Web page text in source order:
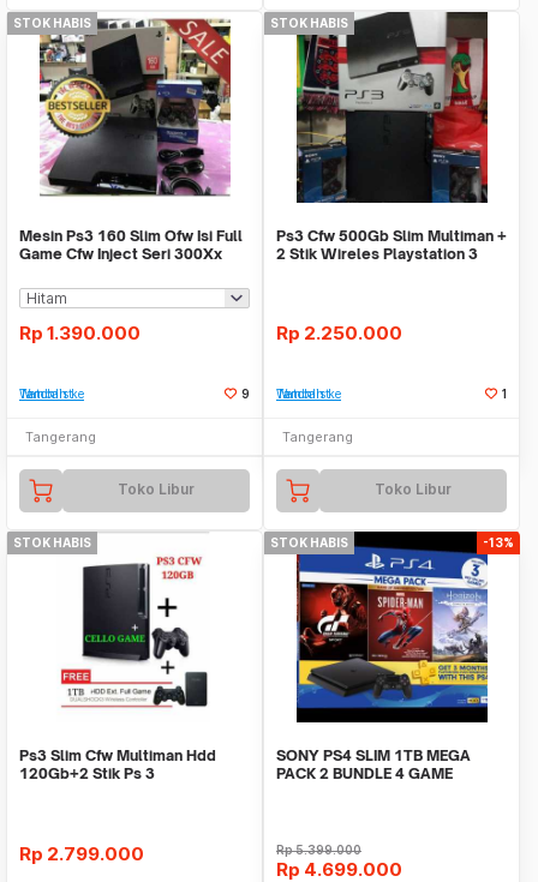
STOK HABIS
Mesin Ps3 160 Slim Ofw Isi Full
Game Cfw Inject Seri 300Xx
Rp 1.390.000
Tambah ke Watchlist 9
Tangerang
Toko Libur
STOK HABIS
Ps3 Cfw 500Gb Slim Multiman +
2 Stik Wireles Playstation 3
Rp 2.250.000
Tambah ke Watchlist 1
Tangerang
Toko Libur
STOK HABIS
Ps3 Slim Cfw Multiman Hdd
120Gb+2 Stik Ps 3
Rp 2.799.000
STOK HABIS -13%
SONY PS4 SLIM 1TB MEGA
PACK 2 BUNDLE 4 GAME
Rp5.399.000
Rp 4.699.000